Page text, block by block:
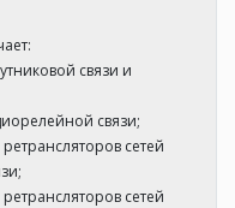
связи и
связи;
сетей
сетей